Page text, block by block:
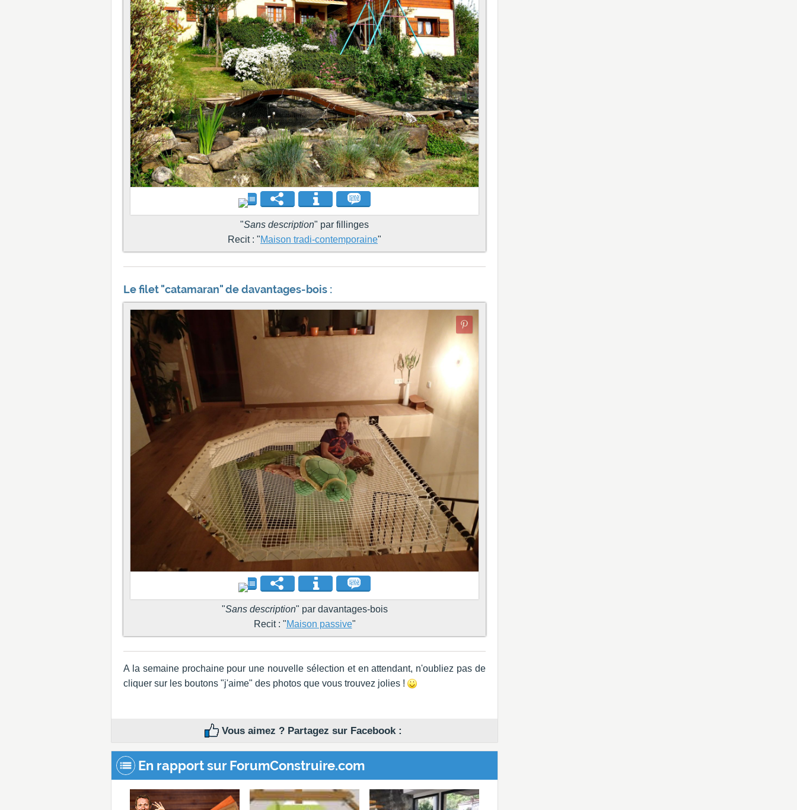
"Sans description" par fillinges
Recit : "Maison tradi-contemporaine"
Le filet "catamaran" de davantages-bois :
"Sans description" par davantages-bois
Recit : "Maison passive"
A la semaine prochaine pour une nouvelle sélection et en attendant, n'oubliez pas de
cliquer sur les boutons "j'aime" des photos que vous trouvez jolies !
Vous aimez ? Partagez sur Facebook :
En rapport sur ForumConstruire.com